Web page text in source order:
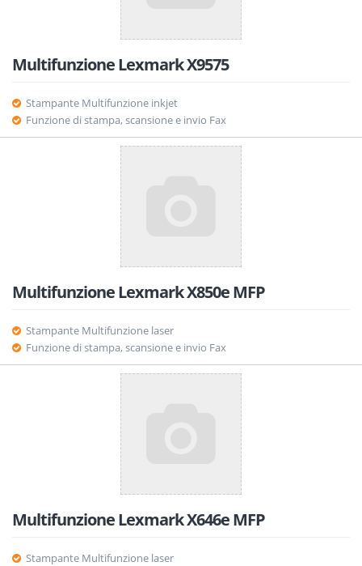
Multifunzione Lexmark X9575
Stampante Multifunzione inkjet
Funzione di stampa, scansione e invio Fax
Multifunzione Lexmark X850e MFP
Stampante Multifunzione laser
Funzione di stampa, scansione e invio Fax
Multifunzione Lexmark X646e MFP
Stampante Multifunzione laser